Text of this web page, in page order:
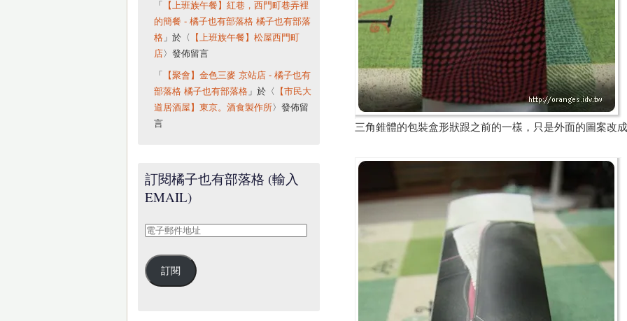
三角錐體的包裝盒形狀跟之前的一樣，只是外面的圖案改
「
【上班族午餐】紅巷，西門町巷弄裡
的簡餐 - 橘子也有部落格 橘子也有部落
格」於〈
【上班族午餐】松屋西門町
店 〉發佈留言
「
【聚會】金色三麥 京站店 - 橘子也有
部落格 橘子也有部落格」於〈
【市民大
道居酒屋】東京。酒食製作所〉發佈留
言
訂閱橘子也有部落格 (輸入
EMAIL)
電
郵
件
訂閱